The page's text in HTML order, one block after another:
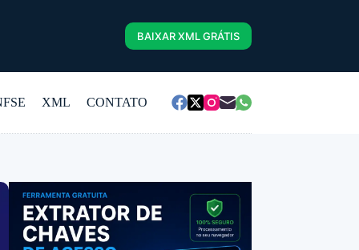
BAIXAR XML GRÁTIS
XML CONTATO